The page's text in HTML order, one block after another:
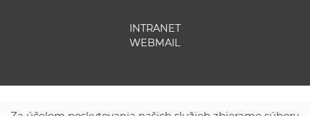
INTRANET
WEBMAIL